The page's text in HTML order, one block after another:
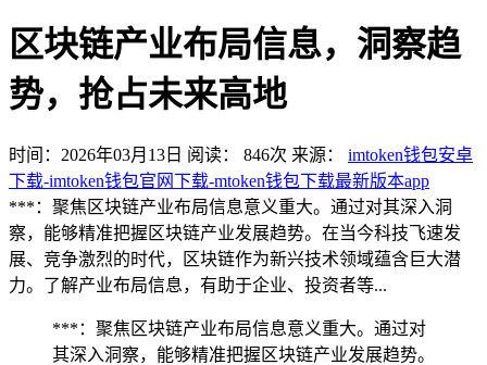
区块链产业布局信息，洞察趋
势，抢占未来高地
时间：2026年03月13日 阅读： 846次 来源： imtoken钱包安卓
下载-imtoken钱包官网下载-mtoken钱包下载最新版本app
***：聚焦区块链产业布局信息意义重大。通过对其深入洞
察，能够精准把握区块链产业发展趋势。在当今科技飞速发
展、竞争激烈的时代，区块链作为新兴技术领域蕴含巨大潜
力。了解产业布局信息，有助于企业、投资者等...
***：聚焦区块链产业布局信息意义重大。通过对
其深入洞察，能够精准把握区块链产业发展趋势。